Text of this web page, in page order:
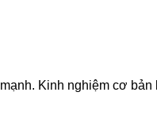
Kinh nghiệm cơ bản